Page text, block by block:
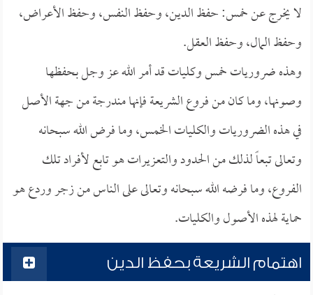
لا يخرج عن خمس: حفظ الدين، وحفظ النفس، وحفظ الأعراض،
وحفظ المال، وحفظ العقل.
وهذه ضروريات خمس وكليات قد أمر الله عز وجل بحفظها
وصونها، وما كان من فروع الشريعة فإنها مندرجة من جهة الأصل
في هذه الضروريات والكليات الخمس، وما فرض الله سبحانه
وتعالى تبعاً لذلك من الحدود والتعزيرات هو تابع لأفراد تلك
الفروع، وما فرضه الله سبحانه وتعالى على الناس من زجر وردع هو
حماية لهذه الأصول والكليات.
اهتمام الشريعة بحفظ الدين